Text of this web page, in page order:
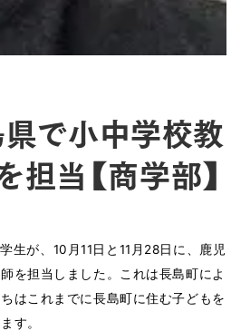
で小中学校教
担当【商学部】
生が、10月11日と11月28日に、鹿児
を担当しました。これは長島町によ
はこれまでに長島町に住む子どもを
す。